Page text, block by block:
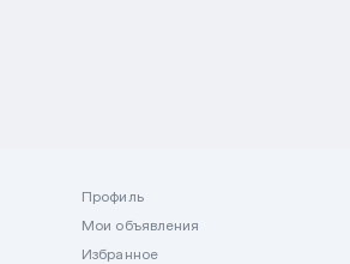
Профиль
Мои объявления
Избранное